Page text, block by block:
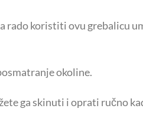
rado koristiti ovu grebalicu
okoline.
ga skinuti i oprati ručno